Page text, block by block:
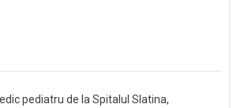
pediatru de la Spitalul Slatina,